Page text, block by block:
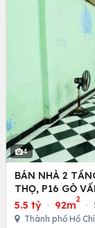
4
BÁN NHÀ 2
THỌ, P16 GÒ
5.5 tỷ · 92m
2
·
Thành phố Hồ